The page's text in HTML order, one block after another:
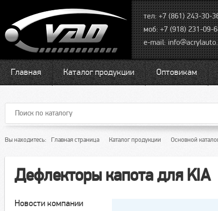
тел: +7 (861) 243-30-
моб: +7 (918) 231-09-
e-mail:
Главная Каталог продукции Оптовикам
Вы находитесь: Главная страница Каталог продукции Основной
Дефлекторы капота для KIA
Новости компании